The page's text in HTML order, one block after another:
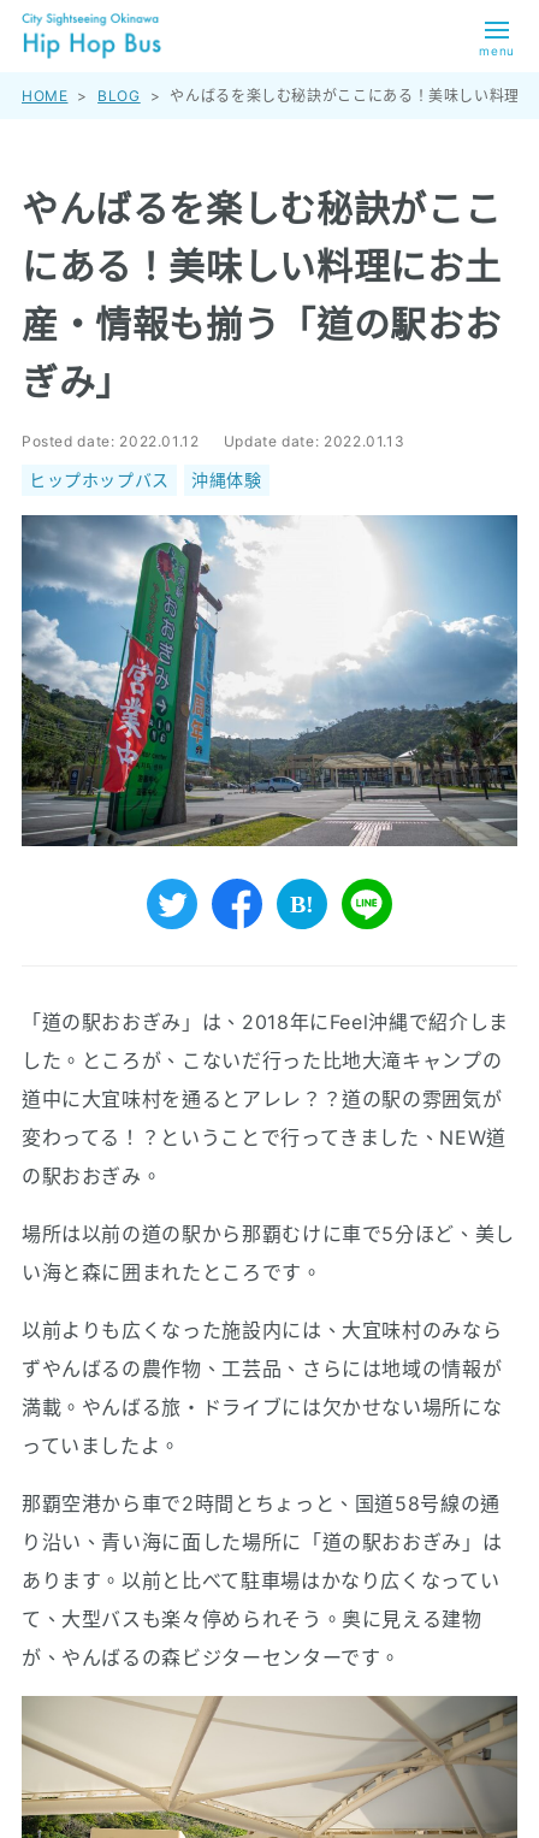
menu
HOME > BLOG > やんばるを楽しむ秘訣がここにある！美味しい料理
やんばるを楽しむ秘訣がここ
にある！美味しい料理にお土
産・情報も揃う「道の駅おお
ぎみ」
Posted date: 2022.01.12 Update date: 2022.01.13
ヒップホップバス 沖縄体験
「道の駅おおぎみ」は、2018年にFeel沖縄で紹介しま
した。ところが、こないだ行った比地大滝キャンプの
道中に大宜味村を通るとアレレ？？道の駅の雰囲気が
変わってる！？ということで行ってきました、NEW道
の駅おおぎみ。
場所は以前の道の駅から那覇むけに車で5分ほど、美し
い海と森に囲まれたところです。
以前よりも広くなった施設内には、大宜味村のみなら
ずやんばるの農作物、工芸品、さらには地域の情報が
満載。やんばる旅・ドライブには欠かせない場所にな
っていましたよ。
那覇空港から車で2時間とちょっと、国道58号線の通
り沿い、青い海に面した場所に「道の駅おおぎみ」は
あります。以前と比べて駐車場はかなり広くなってい
て、大型バスも楽々停められそう。奥に見える建物
が、やんばるの森ビジターセンターです。